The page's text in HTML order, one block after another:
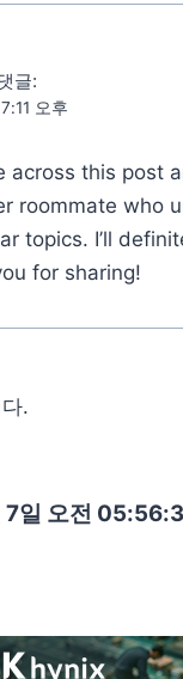
글:
오후
across this post
roommate who
topics. I’ll
for sharing!
.
일 오전